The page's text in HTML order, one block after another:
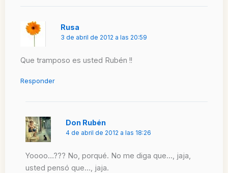
Rusa
3 de abril de 2012 a las 20:59
Que tramposo es usted Rubén !!
Responder
Don Rubén
4 de abril de 2012 a las 18:26
Yoooo…??? No, porqué. No me diga que…, jaja,
usted pensó que…, jaja.